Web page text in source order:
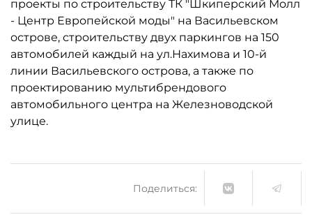
проекты по строительству ТК "Шкиперский Молл
- Центр Европейской моды" на Васильевском
острове, строительству двух паркингов на 150
автомобилей каждый на ул.Нахимова и 10-й
линии Васильевского острова, а также по
проектированию мультибрендового
автомобильного центра на Железноводской
улице.
Поделиться: